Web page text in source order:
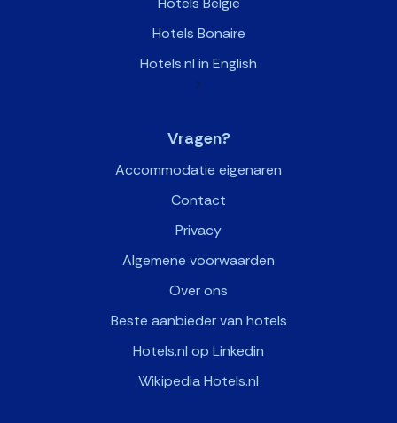
Hotels Bonaire
Hotels.nl in English
>
Vragen?
Accommodatie eigenaren
Contact
Privacy
Algemene voorwaarden
Over ons
Beste aanbieder van hotels
Hotels.nl op Linkedin
Wikipedia Hotels.nl